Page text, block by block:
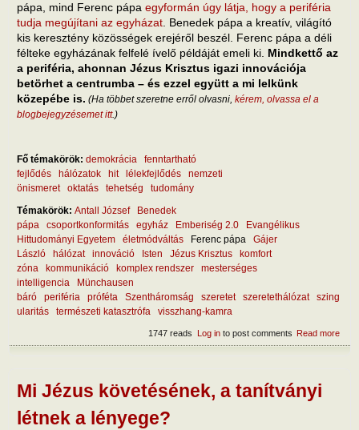
pápa, mind Ferenc pápa egyformán úgy látja, hogy a periféria
tudja megújítani az egyházat. Benedek pápa a kreatív, világító
kis keresztény közösségek erejéről beszél. Ferenc pápa a déli
félteke egyházának felfelé ívelő példáját emeli ki. Mindkettő az
a periféria, ahonnan Jézus Krisztus igazi innovációja
betörhet a centrumba – és ezzel együtt a mi lelkünk
közepébe is. (Ha többet szeretne erről olvasni, kérem, olvassa el a
blogbejegyzésemet itt.)
Fő témakörök: demokrácia
fenntartható
fejlődés
hálózatok hit lélekfejlődés
nemzeti
önismeret
oktatás tehetség
tudomány
Témakörök: Antall József
Benedek
pápa
csoportkonformitás egyház Emberiség 2.0
Evangélikus
Hittudományi Egyetem
életmódváltás Ferenc pápa
Gájer
László
hálózat innováció Isten Jézus Krisztus
komfort
zóna
kommunikáció komplex rendszer
mesterséges
intelligencia
Münchausen
báró
periféria próféta Szentháromság szeretet szeretethálózat
szing
ularitás
természeti katasztrófa visszhang-kamra
Read more
Log into post comments
1747 reads
Mi Jézus követésének, a tanítványi
létnek a lényege?